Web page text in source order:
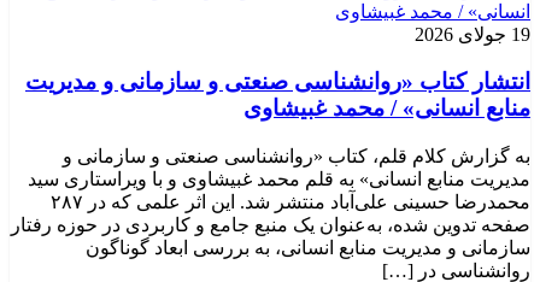
19 جولای 2026
انتشار کتاب «روانشناسی صنعتی و سازمانی و مدیریت
منابع انسانی» / محمد غبیشاوی
به گزارش کلام قلم، کتاب «روانشناسی صنعتی و سازمانی و
مدیریت منابع انسانی» به قلم محمد غبیشاوی و با ویراستاری سید
محمدرضا حسینی علی‌آباد منتشر شد. این اثر علمی که در ۲۸۷
صفحه تدوین شده، به‌عنوان یک منبع جامع و کاربردی در حوزه رفتار
سازمانی و مدیریت منابع انسانی، به بررسی ابعاد گوناگون
روانشناسی در […]